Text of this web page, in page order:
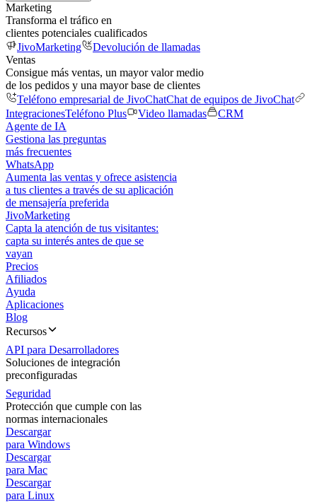
Marketing
Transforma el tráfico en
clientes potenciales cualificados
JivoMarketing
Devolución de llamadas
Ventas
Consigue más ventas, un mayor valor medio
de los pedidos y una mayor base de clientes
Teléfono empresarial de JivoChatChat de equipos de JivoChat
IntegracionesTeléfono Plus Video llamadas
CRM
Agente de IA
Gestiona las preguntas
más frecuentes
WhatsApp
Aumenta las ventas y ofrece asistencia
a tus clientes a través de su aplicación
de mensajería preferida
JivoMarketing
Capta la atención de tus visitantes:
capta su interés antes de que se
vayan
Precios
Afiliados
Ayuda
Aplicaciones
Blog
Recursos
API para Desarrolladores
Soluciones de integración
preconfiguradas
Seguridad
Protección que cumple con las
normas internacionales
Descargar
para Windows
Descargar
para Mac
Descargar
para Linux